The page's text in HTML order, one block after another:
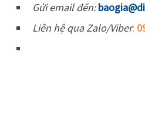
Gửi email đến:
Liên hệ qua Zalo/Viber: